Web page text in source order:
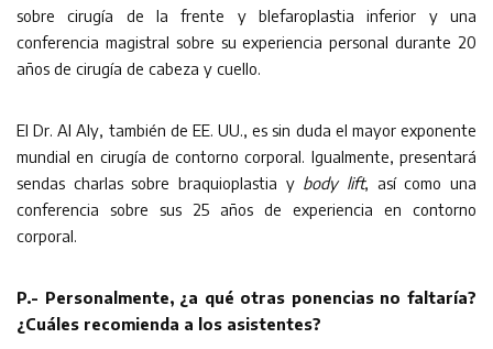
sobre cirugía de la frente y blefaroplastia inferior y una
conferencia magistral sobre su experiencia personal durante 20
años de cirugía de cabeza y cuello.
El Dr. Al Aly, también de EE. UU., es sin duda el mayor exponente
mundial en cirugía de contorno corporal. Igualmente, presentará
sendas charlas sobre braquioplastia y body lift, así como una
conferencia sobre sus 25 años de experiencia en contorno
corporal.
P.- Personalmente, ¿a qué otras ponencias no faltaría?
¿Cuáles recomienda a los asistentes?